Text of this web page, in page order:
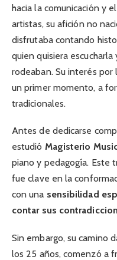
hacia la comunicación y
artistas, su afición no
disfrutaba contando
quien quisiera
rodeaban. Su interés
un primer momento, a
tradicionales.
Antes de dedicarse
estudió Magisterio
piano y pedagogía. Este
fue clave en la
con una sensibilidad
contar sus
Sin embargo, su camino
los 25 años, comenzó a